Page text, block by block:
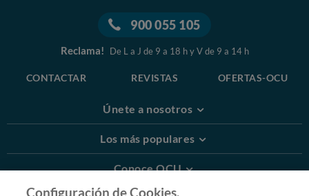
900 055 105
Reclama! De L a J de 9 a 18 h y V de 9 a 14 h
CONTACTAR REVISTAS OFERTAS-OCU
Únete a nosotros
Los más populares
Conoce OCU
Configuración de Cookies.